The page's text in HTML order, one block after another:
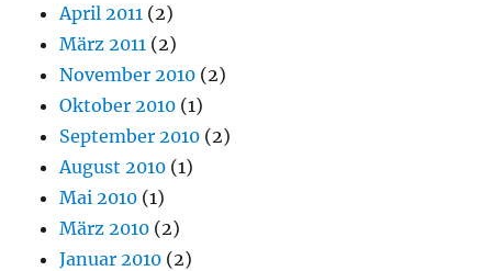
April 2011 (2)
März 2011 (2)
November 2010 (2)
Oktober 2010 (1)
September 2010 (2)
August 2010 (1)
Mai 2010 (1)
März 2010 (2)
Januar 2010 (2)